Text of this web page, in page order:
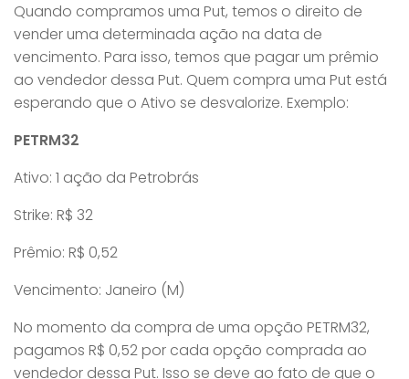
Quando compramos uma Put, temos o direito de
vender uma determinada ação na data de
vencimento. Para isso, temos que pagar um prêmio
ao vendedor dessa Put. Quem compra uma Put está
esperando que o Ativo se desvalorize. Exemplo:
PETRM32
Ativo: 1 ação da Petrobrás
Strike: R$ 32
Prêmio: R$ 0,52
Vencimento: Janeiro (M)
No momento da compra de uma opção PETRM32,
pagamos R$ 0,52 por cada opção comprada ao
vendedor dessa Put. Isso se deve ao fato de que o